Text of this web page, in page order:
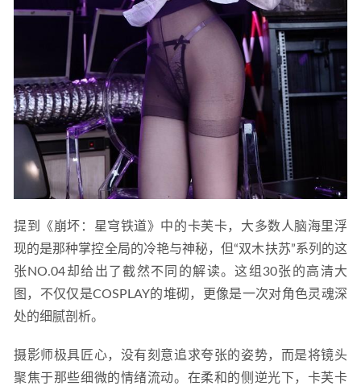
提到《崩坏：星穹铁道》中的卡芙卡，大多数人脑海里浮
现的是那种掌控全局的冷艳与神秘，但“双木扶苏”系列的这
张NO.04却给出了截然不同的解读。这组30张的高清大
图，不仅仅是COSPLAY的堆砌，更像是一次对角色灵魂深
处的细腻剖析。
摄影师极具匠心，没有刻意追求夸张的姿势，而是将镜头
聚焦于那些细微的情绪流动。在柔和的侧逆光下，卡芙卡